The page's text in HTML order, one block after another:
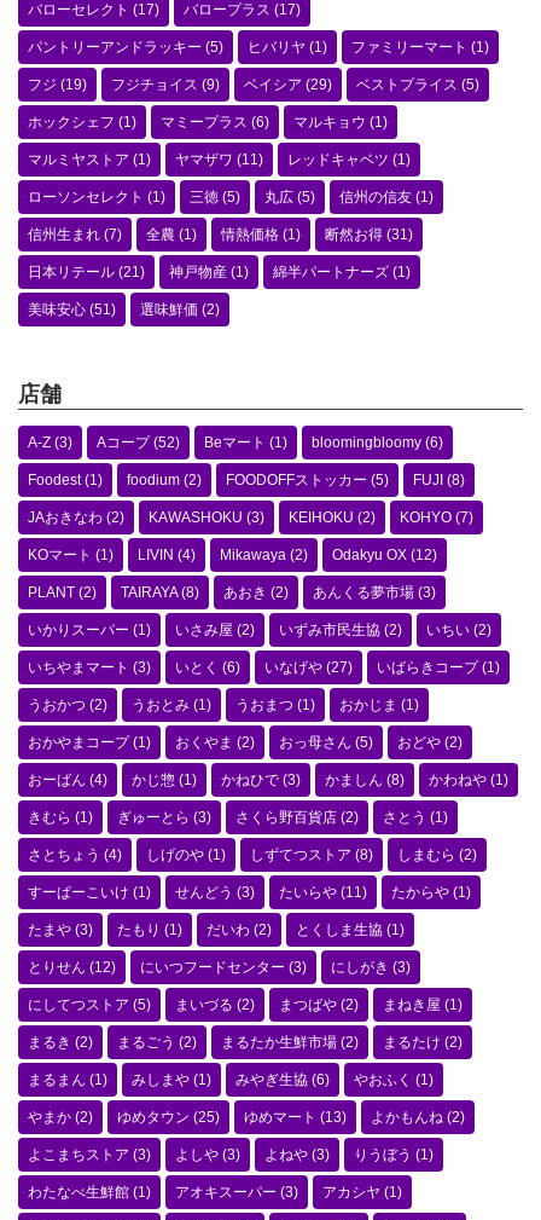
バローセレクト (17) バロープラス (17)
パントリーアンドラッキー (5) ヒバリヤ (1) ファミリーマート (1)
フジ (19) フジチョイス (9) ベイシア (29) ベストプライス (5)
ホックシェフ (1) マミープラス (6) マルキョウ (1)
マルミヤストア (1) ヤマザワ (11) レッドキャベツ (1)
ローソンセレクト (1) 三徳 (5) 丸広 (5) 信州の信友 (1)
信州生まれ (7) 全農 (1) 情熱価格 (1) 断然お得 (31)
日本リテール (21) 神戸物産 (1) 綿半パートナーズ (1)
美味安心 (51) 選味鮮価 (2)
店舗
A-Z (3) Aコープ(52) Beマート (1) bloomingbloomy (6)
Foodest(1) foodium (2) FOODOFFストッカー (5) FUJI (8)
JAおきなわ (2) KAWASHOKU (3) KEIHOKU (2) KOHYO (7)
KOマート (1) LIVIN (4) Mikawaya (2) Odakyu OX (12)
PLANT (2) TAIRAYA(8) あおき (2) あんくる夢市場 (3)
いかりスーパー (1) いさみ屋 (2) いずみ市民生協 (2) いちい (2)
いちやまマート (3) いとく (6) いなげや (27) いばらきコープ(1)
うおかつ (2) うおとみ (1) うおまつ (1) おかじま (1)
おかやまコープ(1) おくやま (2) おっ母さん (5) おどや (2)
おーばん (4) かじ惣 (1) かねひで (3) かましん (8) かわねや (1)
きむら (1) ぎゅーとら (3) さくら野百貨店 (2) さとう (1)
さとちょう (4) しげのや (1) しずてつストア (8) しまむら (2)
すーぱーこいけ (1) せんどう (3) たいらや (11) たからや (1)
たまや (3) たもり (1) だいわ (2) とくしま生協 (1)
とりせん (12) にいつフードセンター (3) にしがき (3)
にしてつストア (5) まいづる (2) まつばや (2) まねき屋 (1)
まるき (2) まるごう (2) まるたか生鮮市場 (2) まるたけ (2)
まるまん (1) みしまや (1) みやぎ生協 (6) やおふく (1)
やまか (2) ゆめタウン (25) ゆめマート (13) よかもんね (2)
よこまちストア (3) よしや (3) よねや (3) りうぼう (1)
わたなべ生鮮館 (1) アオキスーパー (3) アカシヤ (1)